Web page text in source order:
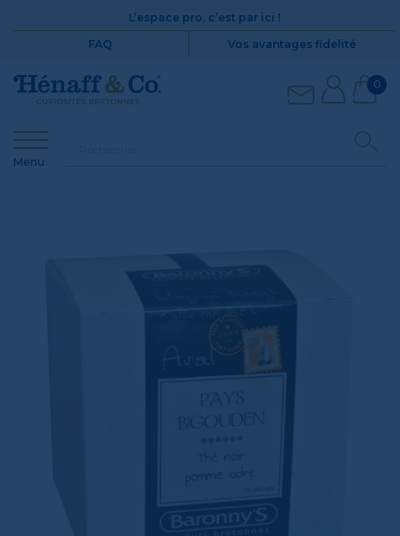
L’espace pro, c’est par ici !
FAQ
Vos avantages fidelité
0
Menu